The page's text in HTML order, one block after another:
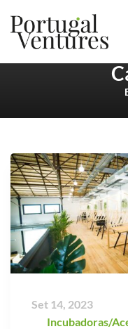
Set 14, 2023
Incubadoras/